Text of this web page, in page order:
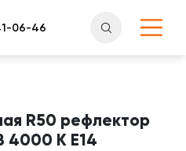
R50 рефлектор
4000 К E14